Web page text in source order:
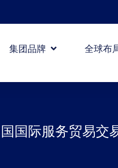
集团品牌 全球布
国际服务贸易交